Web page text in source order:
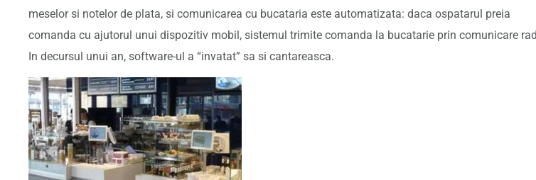
meselor si notelor de plata, si comunicarea cu bucataria este automatizata: daca ospatarul preia
comanda cu ajutorul unui dispozitiv mobil, sistemul trimite comanda la bucatarie prin comunicare
In decursul unui an, software-ul a “invatat” sa si cantareasca.